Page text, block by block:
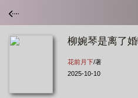
柳婉琴是离了
花前月下/著
2025-10-10